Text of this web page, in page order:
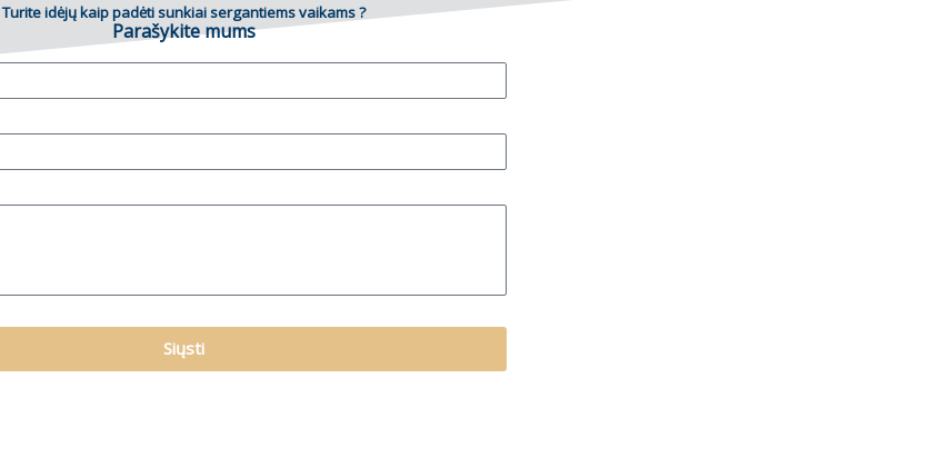
Turite idėjų kaip padėti sunkiai sergantiems vaikams ?
Parašykite mums
Siųsti